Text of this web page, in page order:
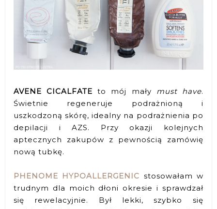
AVENE CICALFATE to mój mały must have.
Świetnie regeneruje podrażnioną i
uszkodzoną skórę, idealny na podrażnienia po
depilacji i AZS. Przy okazji kolejnych
aptecznych zakupów z pewnością zamówię
nową tubkę.
PHENOME HYPOALLERGENIC stosowałam w
trudnym dla moich dłoni okresie i sprawdzał
się rewelacyjnie. Był lekki, szybko się